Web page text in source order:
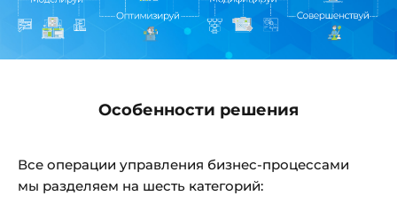
Особенности решения
Все операции управления бизнес-процессами
мы разделяем на шесть категорий: